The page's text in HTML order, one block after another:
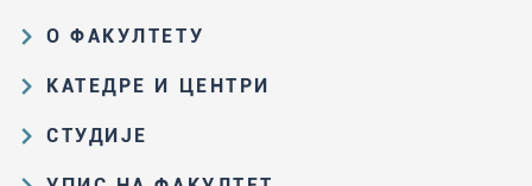
О ФАКУЛТЕТУ
Образовна и научна делатност
структура
Закон о високом образовању и
КАТЕДРЕ И ЦЕНТРИ
Катедра за аналитичку хемију
СТУДИЈЕ
Пут студирања на ХФ